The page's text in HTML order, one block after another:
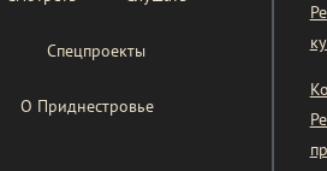
Спецпроекты
О Приднестровье